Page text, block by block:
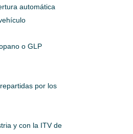
automática
o GLP
por los
y con la ITV de